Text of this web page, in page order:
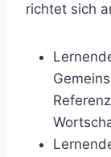
richtet sich